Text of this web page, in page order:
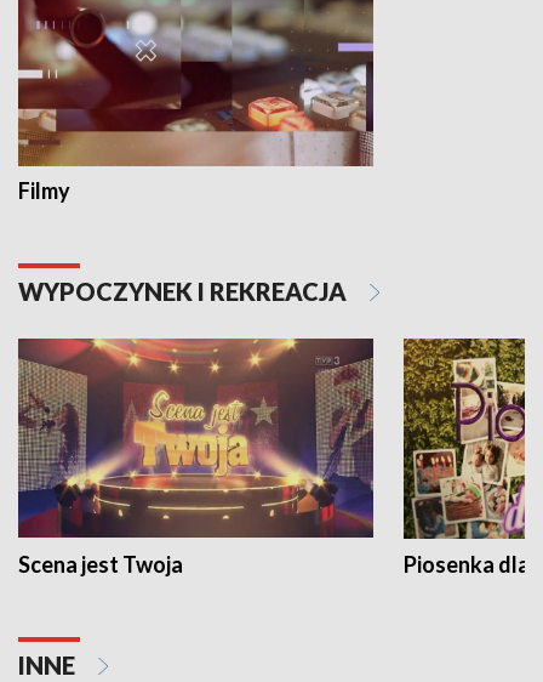
Filmy
WYPOCZYNEK I REKREACJA
Scena jest Twoja Piosenka dla
INNE